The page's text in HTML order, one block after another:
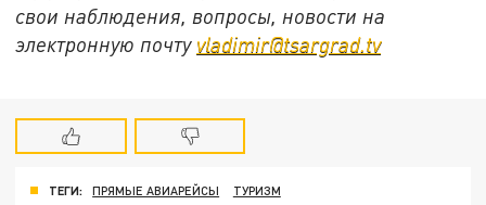
свои наблюдения, вопросы, новости на
электронную почту vladimir@tsargrad.tv
ТЕГИ: ПРЯМЫЕ АВИАРЕЙСЫ
ТУРИЗМ